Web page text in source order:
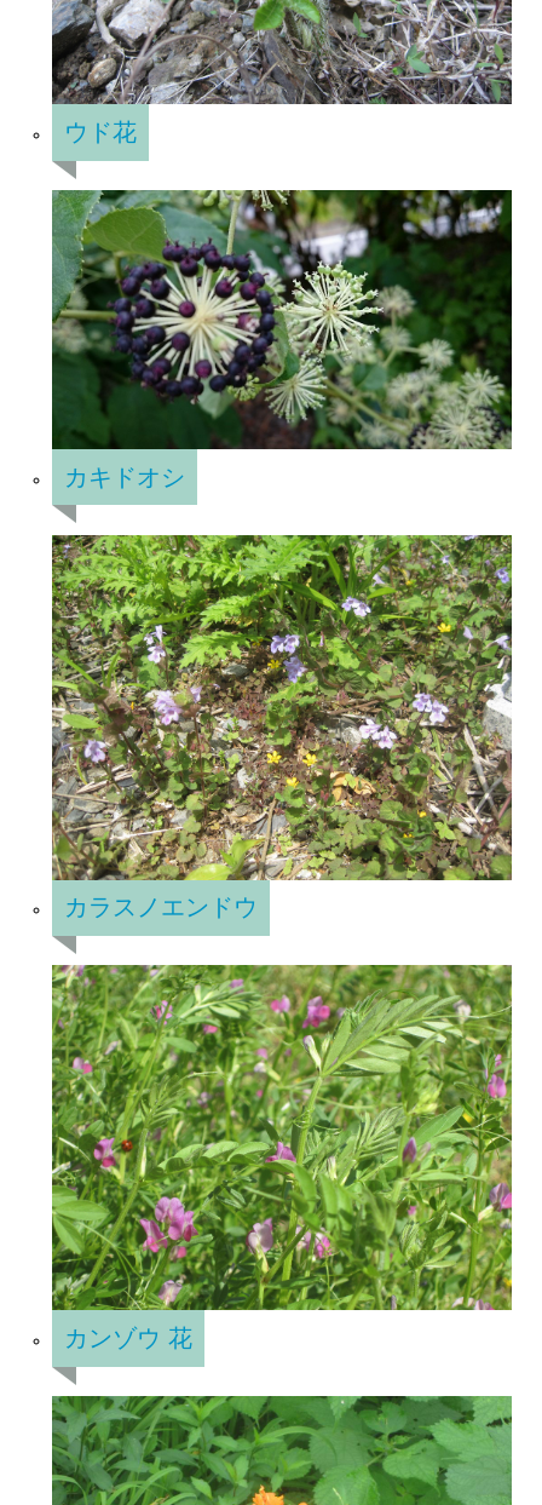
ウド花
カキドオシ
カラスノエンドウ
カンゾウ 花